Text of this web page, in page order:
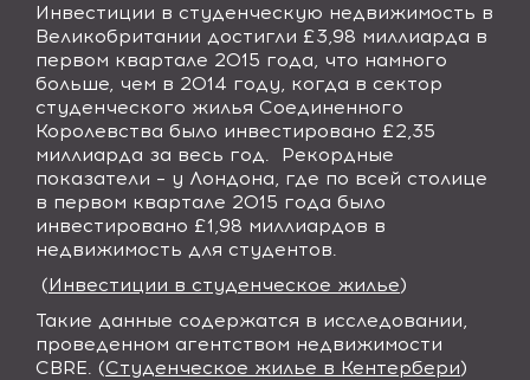
Инвестиции в студенческую недвижимость в
Великобритании достигли £3,98 миллиарда в
первом квартале 2015 года, что намного
больше, чем в 2014 году, когда в сектор
студенческого жилья Соединенного
Королевства было инвестировано £2,35
миллиарда за весь год.
Рекордные
показатели – у Лондона, где по всей столице
в первом квартале 2015 года было
инвестировано £1,98 миллиардов в
недвижимость для студентов.
(Инвестиции в студенческое жилье)
Такие данные содержатся в исследовании,
проведенном агентством недвижимости
CBRE. (Студенческое жилье в Кентербери)